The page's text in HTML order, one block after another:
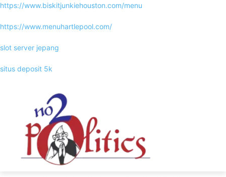
https://www.biskitjunkiehouston.com/menu
https://www.menuhartlepool.com/
slot server jepang
situs deposit 5k